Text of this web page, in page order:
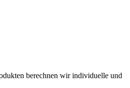
berechnen wir individuelle und